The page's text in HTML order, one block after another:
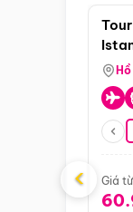
Giá
‹